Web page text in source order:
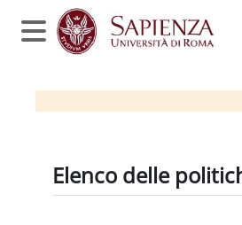
Vai al contenuto principale
Pannello laterale
Elenco delle